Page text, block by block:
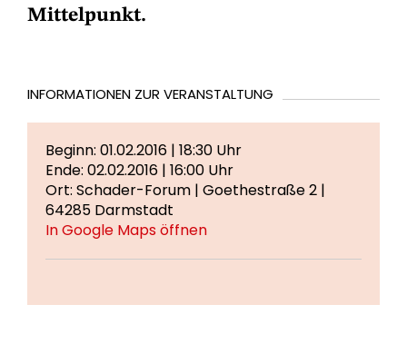
Mittelpunkt.
INFORMATIONEN ZUR VERANSTALTUNG
Beginn: 01.02.2016 | 18:30 Uhr
Ende: 02.02.2016 | 16:00 Uhr
Ort: Schader-Forum | Goethestraße 2 |
64285 Darmstadt
In Google Maps öffnen